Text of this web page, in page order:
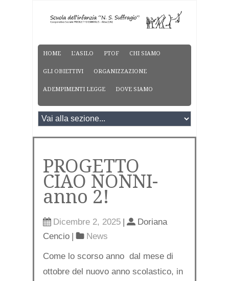
HOME L’ASILO PTOF CHI SIAMO
GLI OBIETTIVI ORGANIZZAZIONE
ADEMPIMENTI LEGGE DOVE SIAMO
PROGETTO
CIAO NONNI-
anno 2!
Dicembre 2, 2025 |
Doriana
Cencio | News
Come lo scorso anno dal mese di
ottobre del nuovo anno scolastico, in